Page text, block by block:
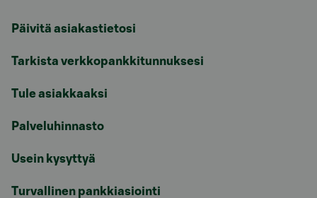
Päivitä asiakastietosi
Tarkista verkkopankkitunnuksesi
Tule asiakkaaksi
Palveluhinnasto
Usein kysyttyä
Turvallinen pankkiasiointi